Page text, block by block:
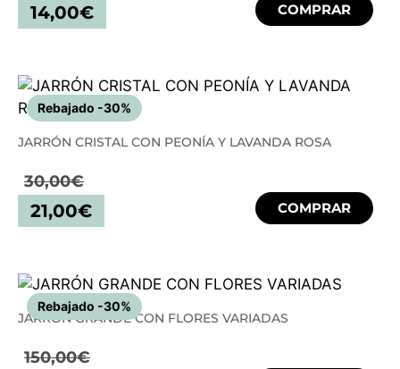
14,00€ COMPRAR
Rebajado -30%
JARRÓN CRISTAL CON PEONÍA Y LAVANDA ROSA
30,00€
21,00€ COMPRAR
Rebajado -30%
JARRÓN GRANDE CON FLORES VARIADAS
150,00€